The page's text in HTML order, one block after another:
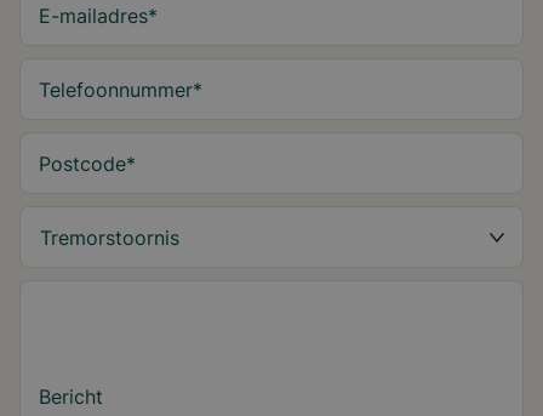
E-mailadres*
Telefoonnummer*
Postcode*
Bericht